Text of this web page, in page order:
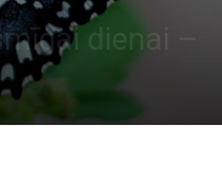
dienai –